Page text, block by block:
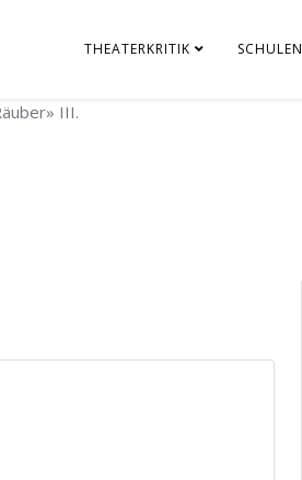
THEATERKRITIK SCHULEN
III.